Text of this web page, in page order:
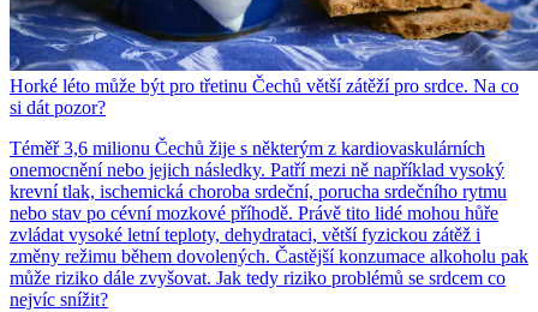
Horké léto může být pro třetinu Čechů větší zátěží pro srdce. Na co
si dát pozor?
Téměř 3,6 milionu Čechů žije s některým z kardiovaskulárních
onemocnění nebo jejich následky. Patří mezi ně například vysoký
krevní tlak, ischemická choroba srdeční, porucha srdečního rytmu
nebo stav po cévní mozkové příhodě. Právě tito lidé mohou hůře
zvládat vysoké letní teploty, dehydrataci, větší fyzickou zátěž i
změny režimu během dovolených. Častější konzumace alkoholu pak
může riziko dále zvyšovat. Jak tedy riziko problémů se srdcem co
nejvíc snížit?